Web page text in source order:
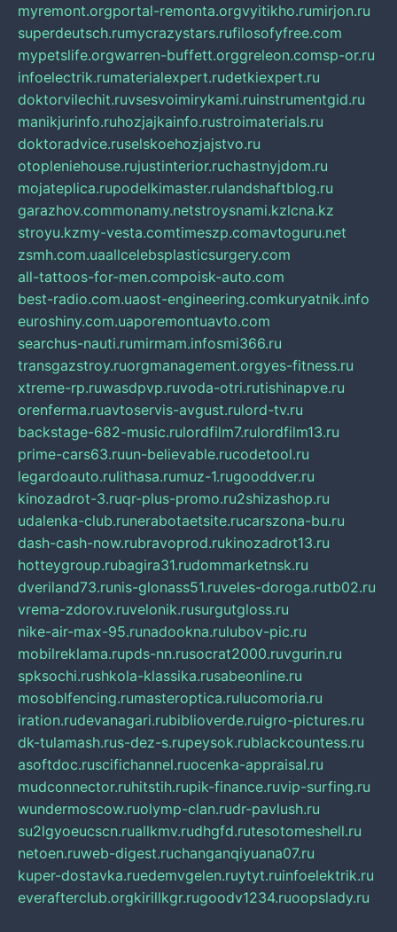
myremont.orgportal-remonta.orgvyitikho.rumirjon.ru
superdeutsch.rumycrazystars.rufilosofyfree.com
mypetslife.orgwarren-buffett.orggreleon.comsp-or.ru
infoelectrik.rumaterialexpert.rudetkiexpert.ru
doktorvilechit.ruvsesvoimirykami.ruinstrumentgid.ru
manikjurinfo.ruhozjajkainfo.rustroimaterials.ru
doktoradvice.ruselskoehozjajstvo.ru
otopleniehouse.rujustinterior.ruchastnyjdom.ru
mojateplica.rupodelkimaster.rulandshaftblog.ru
garazhov.commonamy.netstroysnami.kzlcna.kz
stroyu.kzmy-vesta.comtimeszp.comavtoguru.net
zsmh.com.uaallcelebsplasticsurgery.com
all-tattoos-for-men.compoisk-auto.com
best-radio.com.uaost-engineering.comkuryatnik.info
euroshiny.com.uaporemontuavto.com
searchus-nauti.rumirmam.infosmi366.ru
transgazstroy.ruorgmanagement.orgyes-fitness.ru
xtreme-rp.ruwasdpvp.ruvoda-otri.rutishinapve.ru
orenferma.ruavtoservis-avgust.rulord-tv.ru
backstage-682-music.rulordfilm7.rulordfilm13.ru
prime-cars63.ruun-believable.rucodetool.ru
legardoauto.rulithasa.rumuz-1.rugooddver.ru
kinozadrot-3.ruqr-plus-promo.ru2shizashop.ru
udalenka-club.runerabotaetsite.rucarszona-bu.ru
dash-cash-now.rubravoprod.rukinozadrot13.ru
hotteygroup.rubagira31.rudommarketnsk.ru
dveriland73.runis-glonass51.ruveles-doroga.rutb02.ru
vrema-zdorov.ruvelonik.rusurgutgloss.ru
nike-air-max-95.runadookna.rulubov-pic.ru
mobilreklama.rupds-nn.rusocrat2000.ruvgurin.ru
spksochi.rushkola-klassika.rusabeonline.ru
mosoblfencing.rumasteroptica.rulucomoria.ru
iration.rudevanagari.rubiblioverde.ruigro-pictures.ru
dk-tulamash.rus-dez-s.rupeysok.rublackcountess.ru
asoftdoc.ruscifichannel.ruocenka-appraisal.ru
mudconnector.ruhitstih.rupik-finance.ruvip-surfing.ru
wundermoscow.ruolymp-clan.rudr-pavlush.ru
su2lgyoeucscn.ruallkmv.rudhgfd.rutesotomeshell.ru
netoen.ruweb-digest.ruchanganqiyuana07.ru
kuper-dostavka.ruedemvgelen.ruytyt.ruinfoelektrik.ru
everafterclub.orgkirillkgr.rugoodv1234.ruoopslady.ru